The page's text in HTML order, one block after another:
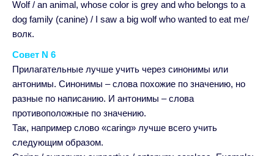
Wolf / an animal, whose color is grey and who belongs to a
dog family (canine) / I saw a big wolf who wanted to eat me/
волк.
Совет N 6
Прилагательные лучше учить через синонимы или
антонимы. Синонимы – слова похожие по значению, но
разные по написанию. И антонимы – слова
противоположные по значению.
Так, например слово «caring» лучше всего учить
следующим образом.